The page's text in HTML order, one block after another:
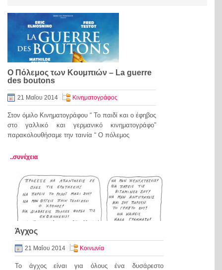
Ο Πόλεμος των Κουμπιών – La guerre
des boutons
21 Μαΐου 2014 Κινηματογράφος
Στον όμιλο Κινηματογράφου “ Το παιδί και ο έφηβος
στο γαλλικό και γερμανικό κινηματογράφο”
παρακολουθήσαμε την ταινία “ Ο πόλεμος
..συνέχεια
Άγχος
21 Μαΐου 2014 Κοινωνία
Το άγχος είναι για όλους ένα δυσάρεστο